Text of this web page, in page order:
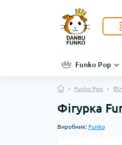
Funko Pop
Funko Pop
Фігурка
Виробник: Funko